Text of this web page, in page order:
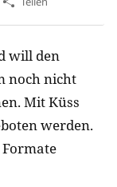
will den
noch nicht
Mit Küss
werden.